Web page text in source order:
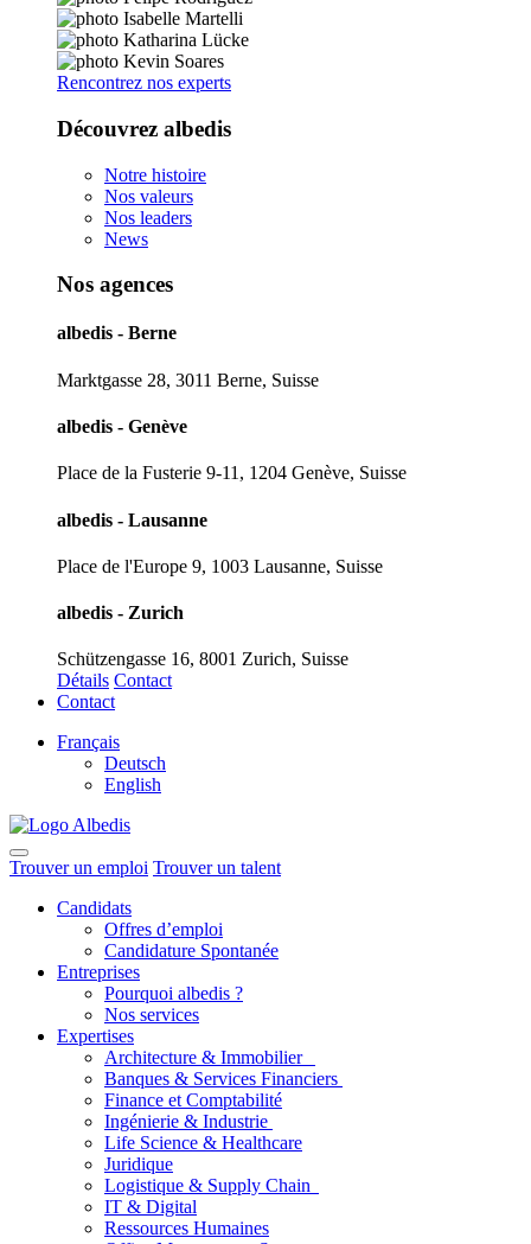
Rencontrez nos experts
Découvrez albedis
Notre histoire
Nos valeurs
Nos leaders
News
Nos agences
albedis - Berne
Marktgasse 28, 3011 Berne, Suisse
albedis - Genève
Place de la Fusterie 9-11, 1204 Genève, Suisse
albedis - Lausanne
Place de l'Europe 9, 1003 Lausanne, Suisse
albedis - Zurich
Schützengasse 16, 8001 Zurich, Suisse
Détails Contact
Contact
Français
Deutsch
English
Trouver un emploi Trouver un talent
Candidats
Offres d’emploi
Candidature Spontanée
Entreprises
Pourquoi albedis ?
Nos services
Expertises
Architecture & Immobilier
Banques & Services Financiers
Finance et Comptabilité
Ingénierie & Industrie
Life Science & Healthcare
Juridique
Logistique & Supply Chain
IT & Digital
Ressources Humaines